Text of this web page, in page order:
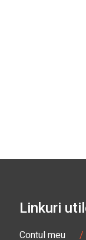
Linkuri
Contul meu /